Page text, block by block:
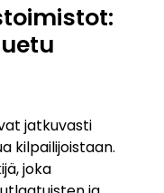
jatkuvasti
kilpailijoistaan.
joka